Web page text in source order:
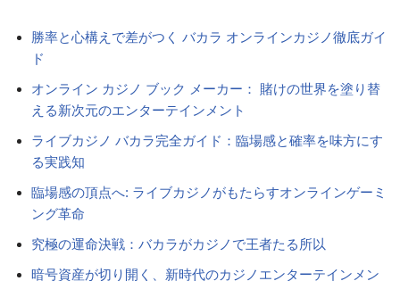
勝率と心構えで差がつく バカラ オンラインカジノ徹底ガイ
ド
オンライン カジノ ブック メーカー： 賭けの世界を塗り替
える新次元のエンターテインメント
ライブカジノ バカラ完全ガイド：臨場感と確率を味方にす
る実践知
臨場感の頂点へ: ライブカジノがもたらすオンラインゲーミ
ング革命
究極の運命決戦：バカラがカジノで王者たる所以
暗号資産が切り開く、新時代のカジノエンターテインメン